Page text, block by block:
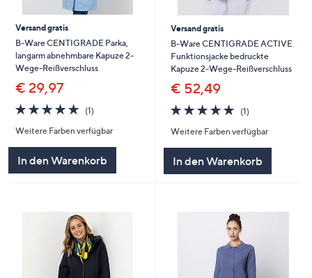
Versand gratis
B-Ware CENTIGRADE Parka,
langarm abnehmbare Kapuze 2-
Wege-Reißverschluss
€ 29,97
5.0
von
5
(1)
Weitere Farben verfügbar
In den Warenkorb
Versand gratis
B-Ware CENTIGRADE ACTIVE
Funktionsjacke bedruckte
Kapuze 2-Wege-Reißverschluss
€ 52,49
5.0
von
5
(1)
Weitere Farben verfügbar
In den Warenkorb